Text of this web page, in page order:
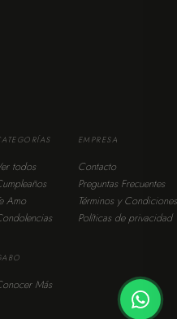
todos
Amo
EMPRESA
Contacto
Preguntas Frecuentes
Términos y Condiciones
Políticas de privacidad
Más